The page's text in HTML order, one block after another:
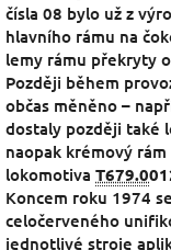
čísla 08 bylo už z
hlavního rámu na
lemy rámu překryty
Později během
občas měněno –
dostaly později také
naopak krémový
lokomotiva T679.0
Koncem roku 1974
celočerveného
jednotlivé stroje